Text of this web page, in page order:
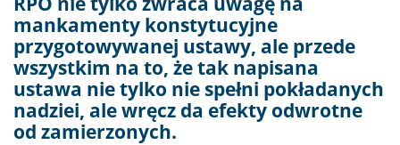
mankamenty konstytucyjne
przygotowywanej ustawy, ale przede
wszystkim na to, że tak napisana
ustawa nie tylko nie spełni pokładanych
nadziei, ale wręcz da efekty odwrotne
od zamierzonych.